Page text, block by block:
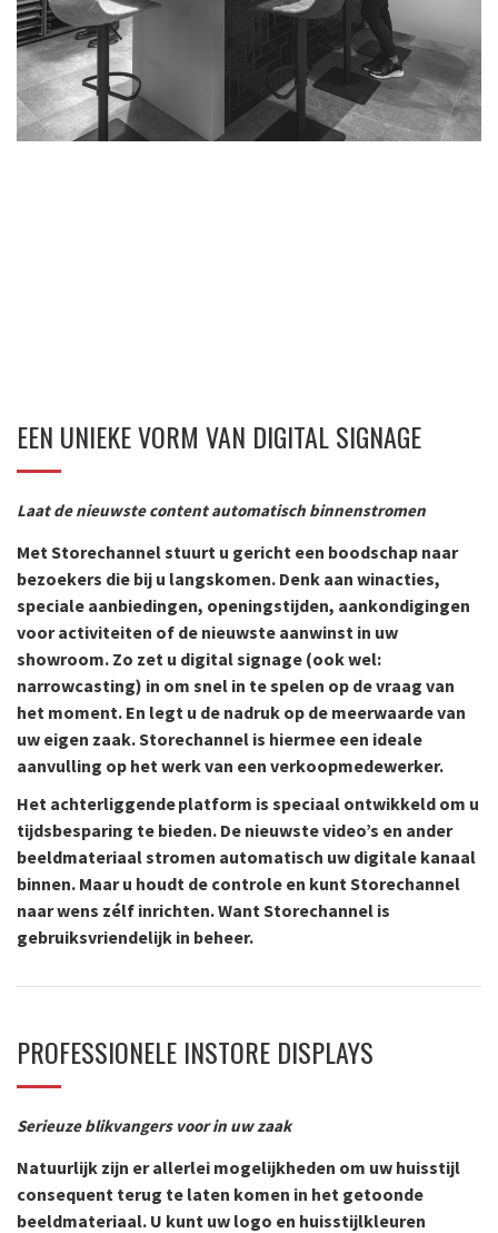
EEN UNIEKE VORM VAN DIGITAL SIGNAGE
Laat de nieuwste content automatisch binnenstromen
Met Storechannel stuurt u gericht een boodschap naar
bezoekers die bij u langskomen. Denk aan winacties,
speciale aanbiedingen, openingstijden, aankondigingen
voor activiteiten of de nieuwste aanwinst in uw
showroom. Zo zet u digital signage (ook wel:
narrowcasting) in om snel in te spelen op de vraag van
het moment. En legt u de nadruk op de meerwaarde van
uw eigen zaak. Storechannel is hiermee een ideale
aanvulling op het werk van een verkoopmedewerker.
Het achterliggende platform is speciaal ontwikkeld om u
tijdsbesparing te bieden. De nieuwste video’s en ander
beeldmateriaal stromen automatisch uw digitale kanaal
binnen. Maar u houdt de controle en kunt Storechannel
naar wens zélf inrichten. Want Storechannel is
gebruiksvriendelijk in beheer.
PROFESSIONELE INSTORE DISPLAYS
Serieuze blikvangers voor in uw zaak
Natuurlijk zijn er allerlei mogelijkheden om uw huisstijl
consequent terug te laten komen in het getoonde
beeldmateriaal. U kunt uw logo en huisstijlkleuren